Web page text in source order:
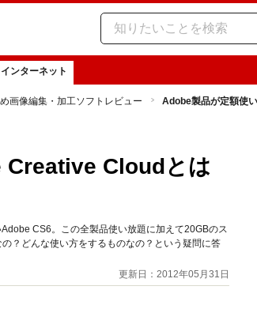
インターネット
画像編集・加工ソフトレビュー Adobe製品が定額使
Creative Cloudとは
CS6。この全製品使い放題に加えて20GBのス
？どんな使い方をするものなの？という疑問に答
更新日：2012年05月31日